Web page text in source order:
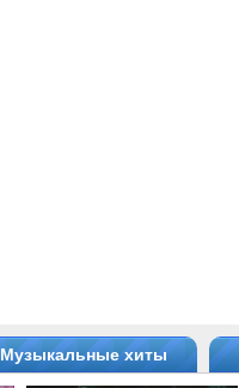
Музыкальные хиты